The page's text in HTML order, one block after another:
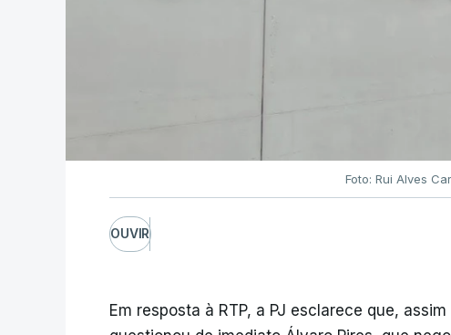
Foto: Rui Alves
OUVIR
Em resposta à RTP, a PJ esclarece que,